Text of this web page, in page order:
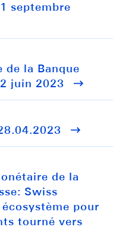
septembre
de la Banque
juin 2023
de la
Swiss
pour
tourné vers